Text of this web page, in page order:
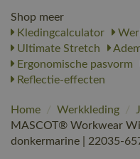
Shop meer
Kledingcalculator
Ultimate Stretch
Ergonomische pasvorm
Reflectie-effecten
Home / Werkkleding /
MASCOT® Workwear
donkermarine | 22035-